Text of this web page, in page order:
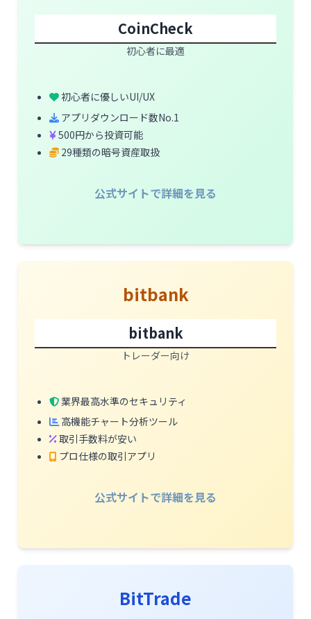
CoinCheck
初心者に最適
初心者に優しいUI/UX
アプリダウンロード数No.1
500円から投資可能
29種類の暗号資産取扱
公式サイトで詳細を見る
bitbank
bitbank
トレーダー向け
業界最高水準のセキュリティ
高機能チャート分析ツール
取引手数料が安い
プロ仕様の取引アプリ
公式サイトで詳細を見る
BitTrade